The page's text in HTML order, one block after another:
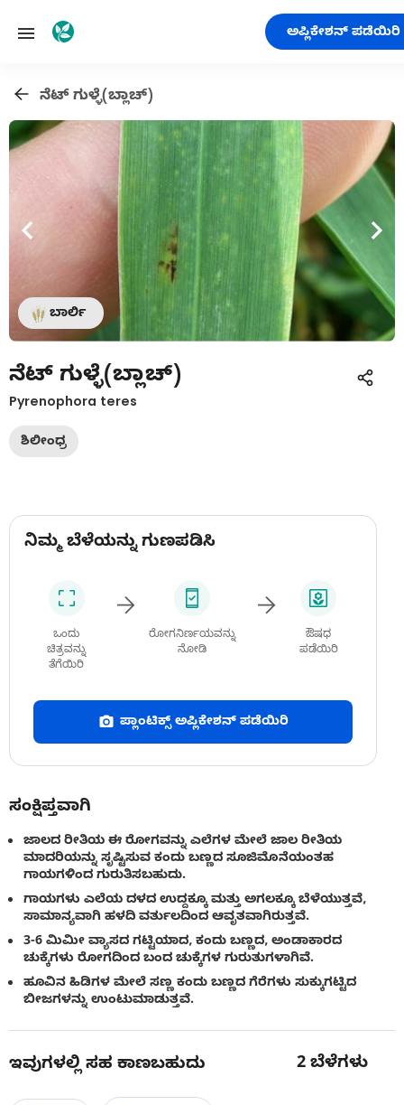
ಅಪ್ಲಿಕೇಶನ್ ಪಡೆಯಿರಿ
ನೆಟ್ ಗುಳ್ಳೆ(ಬ್ಲಾಚ್)
ಬಾರ್ಲಿ
ನೆಟ್ ಗುಳ್ಳೆ(ಬ್ಲಾಚ್)
Pyrenophora teres
ಶಿಲೀಂಧ್ರ
ನಿಮ್ಮ ಬೆಳೆಯನ್ನು ಗುಣಪಡಿಸಿ
ಒಂದು
ಚಿತ್ರವನ್ನು
ತೆಗೆಯಿರಿ
ರೋಗನಿರ್ಣಯವನ್ನು
ನೋಡಿ
ಔಷಧ
ಪಡೆಯಿರಿ
ಪ್ಲಾಂಟಿಕ್ಸ್ ಅಪ್ಲಿಕೇಶನ್ ಪಡೆಯಿರಿ
ಸಂಕ್ಷಿಪ್ತವಾಗಿ
ಜಾಲದ ರೀತಿಯ ಈ ರೋಗವನ್ನು ಎಲೆಗಳ ಮೇಲೆ ಜಾಲ ರೀತಿಯ
ಮಾದರಿಯನ್ನು ಸೃಷ್ಟಿಸುವ ಕಂದು ಬಣ್ಣದ ಸೂಜಿಮೊನೆಯಂತಹ
ಗಾಯಗಳಿಂದ ಗುರುತಿಸಬಹುದು.
ಗಾಯಗಳು ಎಲೆಯ ದಳದ ಉದ್ದಕ್ಕೂ ಮತ್ತು ಅಗಲಕ್ಕೂ ಬೆಳೆಯುತ್ತವೆ,
ಸಾಮಾನ್ಯವಾಗಿ ಹಳದಿ ವರ್ತುಲದಿಂದ ಆವೃತವಾಗಿರುತ್ತವೆ.
3-6 ಮಿಮೀ ವ್ಯಾಸದ ಗಟ್ಟಿಯಾದ, ಕಂದು ಬಣ್ಣದ, ಅಂಡಾಕಾರದ
ಚುಕ್ಕೆಗಳು ರೋಗದಿಂದ ಬಂದ ಚುಕ್ಕೆಗಳ ಗುರುತುಗಳಾಗಿವೆ.
ಹೂವಿನ ಹಿಡಿಗಳ ಮೇಲೆ ಸಣ್ಣ ಕಂದು ಬಣ್ಣದ ಗೆರೆಗಳು ಸುಕ್ಕುಗಟ್ಟಿದ
ಬೀಜಗಳನ್ನು ಉಂಟುಮಾಡುತ್ತವೆ.
ಇವುಗಳಲ್ಲಿ ಸಹ ಕಾಣಬಹುದು 2 ಬೆಳೆಗಳು